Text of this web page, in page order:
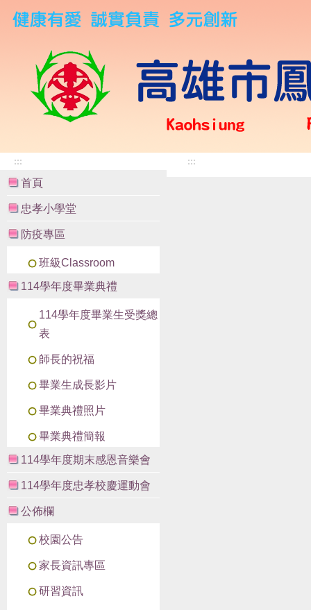
:::
首頁
忠孝小學堂
防疫專區
班級Classroom
114學年度畢業典禮
114學年度畢業生受獎總
表
師長的祝福
畢業生成長影片
畢業典禮照片
畢業典禮簡報
114學年度期末感恩音樂會
114學年度忠孝校慶運動會
公佈欄
校園公告
家長資訊專區
研習資訊
:::